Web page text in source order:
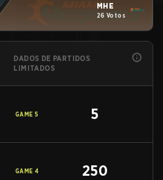
MHE
26 Votos
DADOS DE PARTIDOS
LIMITADOS
GAME 5 5
GAME 4 250